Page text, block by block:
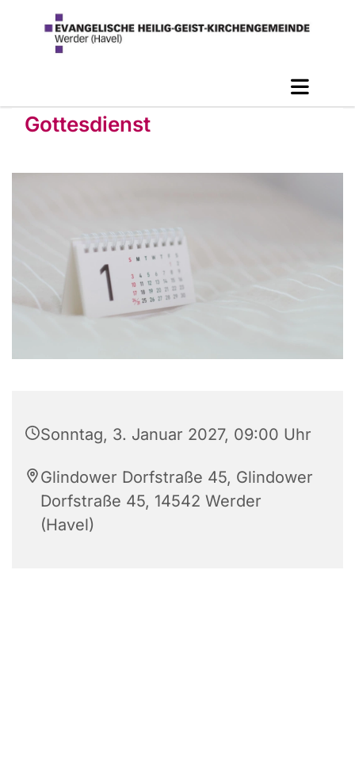
Gottesdienst
Sonntag, 3. Januar 2027, 09:00 Uhr
Glindower Dorfstraße 45, Glindower
Dorfstraße 45, 14542 Werder
(Havel)